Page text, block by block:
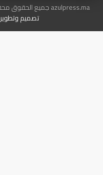
azulpress.ma جميع الحقوق محفوظة
تصميم وتطوير